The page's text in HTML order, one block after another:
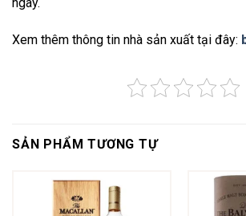
Xem thêm thông tin nhà sản xuất tại đây:
SẢN PHẨM TƯƠNG TỰ